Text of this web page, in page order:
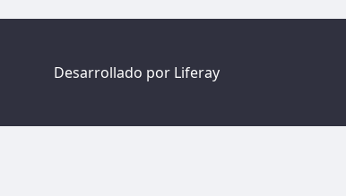
Desarrollado por Liferay